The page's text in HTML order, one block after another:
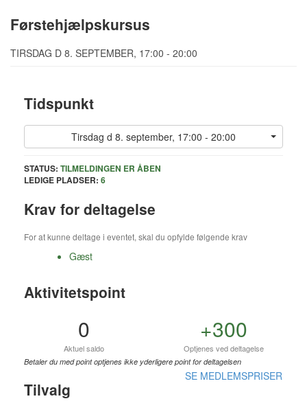
Førstehjælpskursus
TIRSDAG D 8. SEPTEMBER, 17:00 - 20:00
Tidspunkt
Tirsdag d 8. september, 17:00 - 20:00
STATUS: TILMELDINGEN ER ÅBEN
LEDIGE PLADSER: 6
Krav for deltagelse
For at kunne deltage i eventet, skal du opfylde følgende krav
Gæst
Aktivitetspoint
0
Aktuel saldo
+300
Optjenes ved deltagelse
Betaler du med point optjenes ikke yderligere point for deltagelsen
Tilvalg
SE MEDLEMSPRISER